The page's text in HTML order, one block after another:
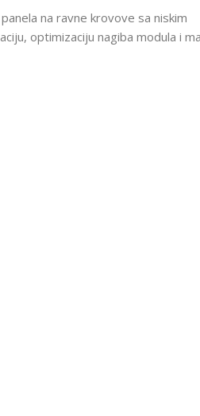
na ravne krovove sa niskim
optimizaciju nagiba modula i